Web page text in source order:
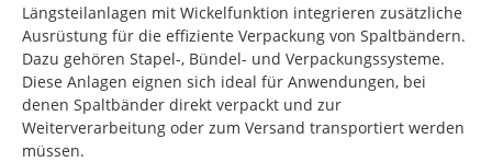
Längsteilanlagen mit Wickelfunktion integrieren zusätzliche
Ausrüstung für die effiziente Verpackung von Spaltbändern.
Dazu gehören Stapel-, Bündel- und Verpackungssysteme.
Diese Anlagen eignen sich ideal für Anwendungen, bei
denen Spaltbänder direkt verpackt und zur
Weiterverarbeitung oder zum Versand transportiert werden
müssen.